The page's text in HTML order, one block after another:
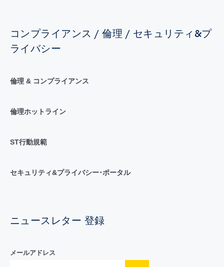
コンプライアンス / 倫理 / セキュリティ&プ
ライバシー
倫理 & コンプライアンス
倫理ホットライン
ST行動規範
セキュリティ&プライバシー･ポータル
ニュースレター 登録
メールアドレス